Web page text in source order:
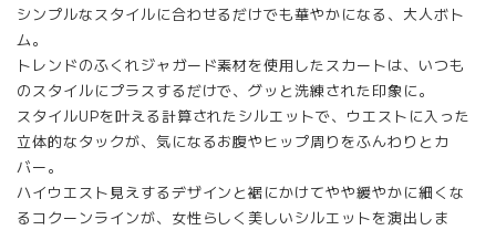
シンプルなスタイルに合わせるだけでも華やかになる、大人ボト
ム。
トレンドのふくれジャガード素材を使用したスカートは、いつも
のスタイルにプラスするだけで、グッと洗練された印象に。
スタイルUPを叶える計算されたシルエットで、ウエストに入った
立体的なタックが、気になるお腹やヒップ周りをふんわりとカ
バー。
ハイウエスト見えするデザインと裾にかけてやや緩やかに細くな
るコクーンラインが、女性らしく美しいシルエットを演出しま